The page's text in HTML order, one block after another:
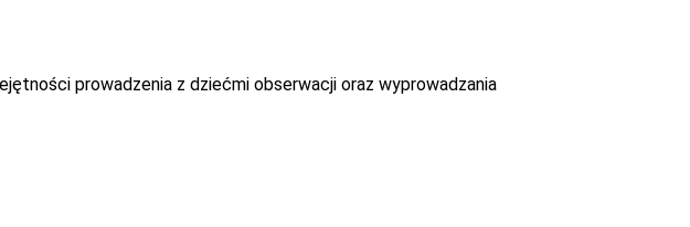
prowadzenia z dziećmi obserwacji oraz wyprowadzania